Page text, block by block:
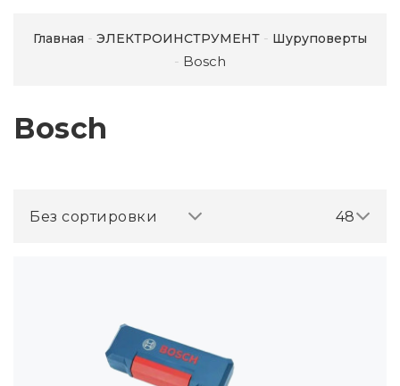
Главная ЭЛЕКТРОИНСТРУМЕНТ Шуруповерты
Bosch
Bosch
48
Без сортировки